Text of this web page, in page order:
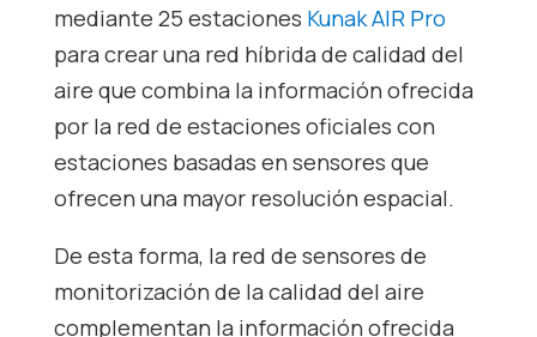
mediante 25 estaciones Kunak AIR Pro
para crear una red híbrida de calidad del
aire que combina la información ofrecida
por la red de estaciones oficiales con
estaciones basadas en sensores que
ofrecen una mayor resolución espacial.
De esta forma, la red de sensores de
monitorización de la calidad del aire
complementan la información ofrecida